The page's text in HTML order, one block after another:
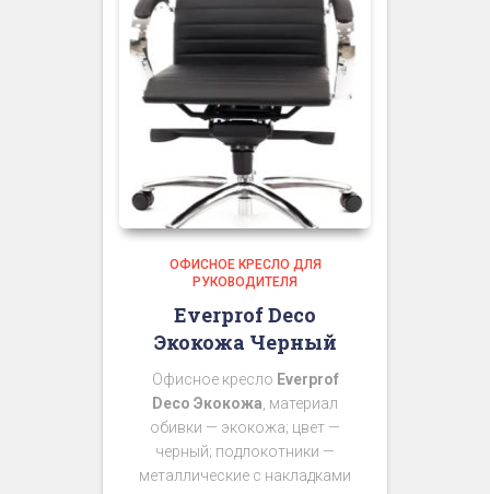
ОФИСНОЕ КРЕСЛО ДЛЯ
РУКОВОДИТЕЛЯ
Everprof Deco
Экокожа Черный
Офисное кресло Everprof
Deco Экокожа , материал
обивки — экокожа; цвет —
черный; подлокотники —
металлические с накладками